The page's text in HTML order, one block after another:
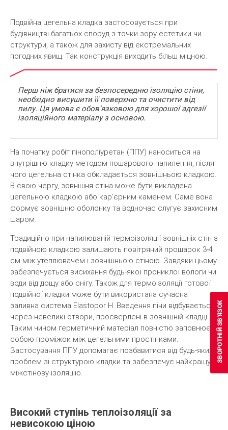
Подвійна цегельна кладка застосовується при
будівництві багатьох споруд з точки зору естетики чи
структури, а також для захисту від екстремальних
погодних явищ. Так конструкція виходить більш міцною.
Перш ніж братися за безпосередню ізоляцію стіни,
необхідно висушити її поверхню та очистити від
пилу. Ця умова є обов’язковою для хорошої адгезії
ізоляційного матеріалу з основою.
На початку робіт пінополіуретан (ППУ) наноситься на
внутрішню кладку методом пошарового напилення, після
чого цегельна стінка обкладається зовнішньою кладкою.
В свою чергу, зовнішня стіна може бути викладена
цегельною кладкою або кар’єрним каменем. Саме вона
формує зовнішню оболонку та водночас слугує захисним
шаром.
Традиційно при напилюваній термоізоляції зовнішніх стін з
подвійною кладкою залишають повітряний прошарок 3-4
см між утеплювачем і зовнішньою стіною. Завдяки цьому
забезпечується висихання будь-якої прониклої вологи чи
води від дощу або снігу. Також для термоізоляції готової
подвійної кладки може бути використана сучасна
заливна система Elastopor H. Введення піни відбувається
через невеликі отвори, просверлені в зовнішній кладці.
Таким чином герметичний матеріал повністю заповнює
собою проміжок між цегельними простінками.
Застосування ППУ допомагає позбавитися від будь-яких
проблем зі структурою кладки та забезпечує найкращу
міжстінову ізоляцію.
Високий ступінь теплоізоляції за
невисокою ціною